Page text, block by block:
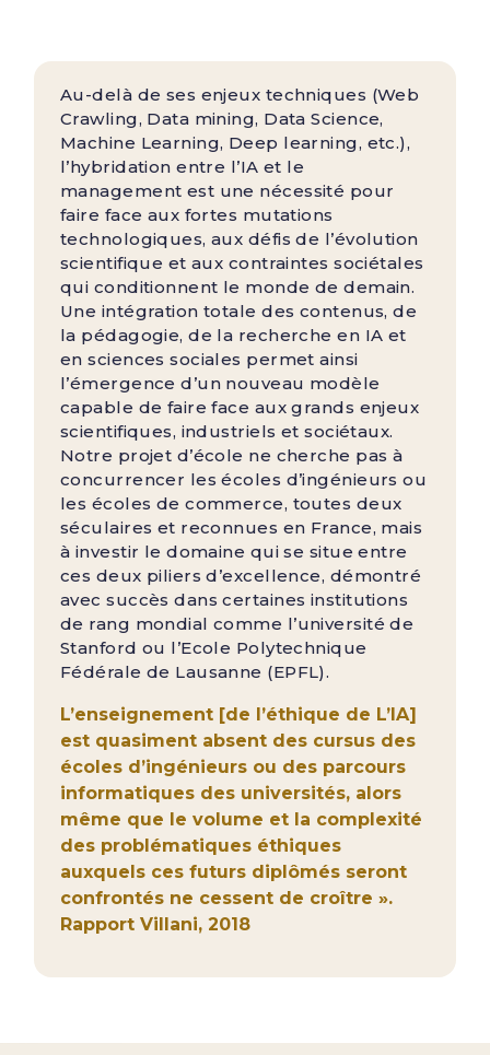
Au-delà de ses enjeux techniques (Web
Crawling, Data mining, Data Science,
Machine Learning, Deep learning, etc.),
l’hybridation entre l’IA et le
management est une nécessité pour
faire face aux fortes mutations
technologiques, aux défis de l’évolution
scientifique et aux contraintes sociétales
qui conditionnent le monde de demain.
Une intégration totale des contenus, de
la pédagogie, de la recherche en IA et
en sciences sociales permet ainsi
l’émergence d’un nouveau modèle
capable de faire face aux grands enjeux
scientifiques, industriels et sociétaux.
Notre projet d’école ne cherche pas à
concurrencer les écoles d’ingénieurs ou
les écoles de commerce, toutes deux
séculaires et reconnues en France, mais
à investir le domaine qui se situe entre
ces deux piliers d’excellence, démontré
avec succès dans certaines institutions
de rang mondial comme l’université de
Stanford ou l’Ecole Polytechnique
Fédérale de Lausanne (EPFL).
L’enseignement [de l’éthique de L’IA]
est quasiment absent des cursus des
écoles d’ingénieurs ou des parcours
informatiques des universités, alors
même que le volume et la complexité
des problématiques éthiques
auxquels ces futurs diplômés seront
confrontés ne cessent de croître ».
Rapport Villani, 2018